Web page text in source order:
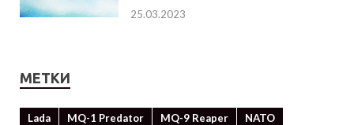
25.03.2023
МЕТКИ
Lada MQ-1 Predator MQ-9 Reaper
NATO